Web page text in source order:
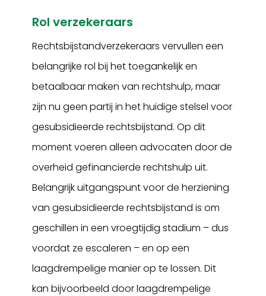
Rol verzekeraars
Rechtsbijstandverzekeraars vervullen een
belangrijke rol bij het toegankelijk en
betaalbaar maken van rechtshulp, maar
zijn nu geen partij in het huidige stelsel voor
gesubsidieerde rechtsbijstand. Op dit
moment voeren alleen advocaten door de
overheid gefinancierde rechtshulp uit.
Belangrijk uitgangspunt voor de herziening
van gesubsidieerde rechtsbijstand is om
geschillen in een vroegtijdig stadium – dus
voordat ze escaleren – en op een
laagdrempelige manier op te lossen. Dit
kan bijvoorbeeld door laagdrempelige